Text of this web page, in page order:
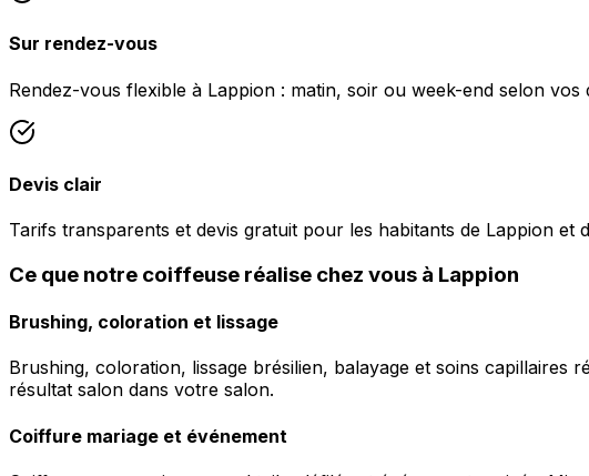
Sur rendez-vous
Rendez-vous flexible à Lappion : matin, soir ou week-end selon vos
Devis clair
Tarifs transparents et devis gratuit pour les habitants de Lappion et
Ce que notre coiffeuse réalise chez vous à Lappion
Brushing, coloration et lissage
Brushing, coloration, lissage brésilien, balayage et soins
résultat salon dans votre salon.
Coiffure mariage et événement